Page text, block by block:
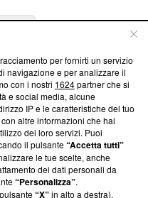
su Blasting
su come ci impegniamo a
la nostra aderenza a
Blasting News non è
ha richiesto di farne
una verifica di
per fornirti un servizio
navigazione e per analizzare il
con i nostri 1624partner che si
e social media, alcune
IP e le caratteristiche del tuo
altre informazioni che hai
dei loro servizi. Puoi
il pulsante“Accetta tutti”
le tue scelte, anche
dei dati personali da
“Personalizza”.
“X”in alto a destra),